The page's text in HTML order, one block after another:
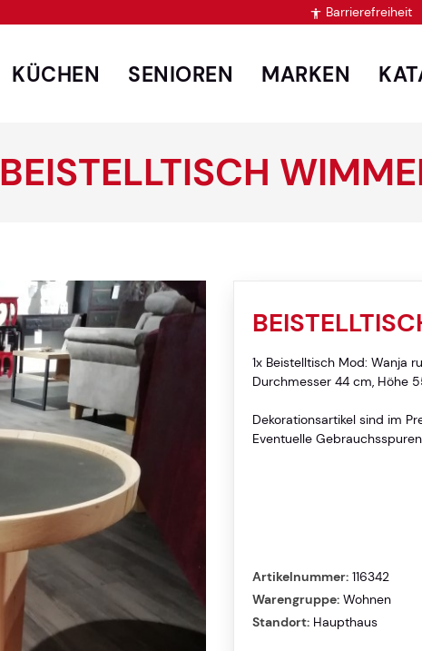
 Barrierefreiheit
KÜCHEN SENIOREN MARKEN
BEISTELLTISCH
1x Beistelltisch Mod: Wanja
Durchmesser 44 cm, Höhe
Dekorationsartikel sind im
Eventuelle
Artikelnummer: 116342
Warengruppe: Wohnen
Standort: Haupthaus